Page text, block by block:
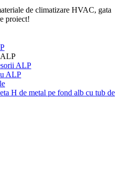
de climatizare HVAC, gata
proiect!
ALP
ALP